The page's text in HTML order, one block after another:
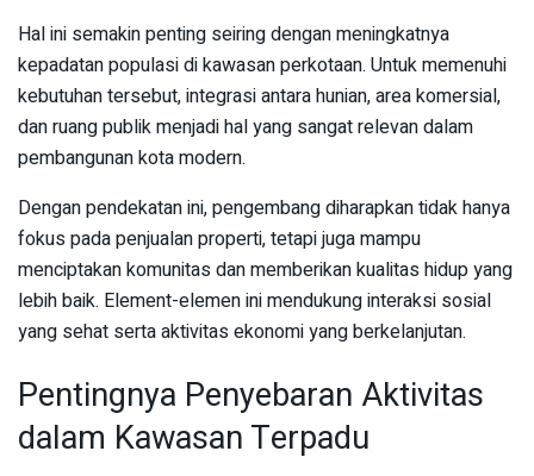
Hal ini semakin penting seiring dengan meningkatnya
kepadatan populasi di kawasan perkotaan. Untuk memenuhi
kebutuhan tersebut, integrasi antara hunian, area komersial,
dan ruang publik menjadi hal yang sangat relevan dalam
pembangunan kota modern.
Dengan pendekatan ini, pengembang diharapkan tidak hanya
fokus pada penjualan properti, tetapi juga mampu
menciptakan komunitas dan memberikan kualitas hidup yang
lebih baik. Element-elemen ini mendukung interaksi sosial
yang sehat serta aktivitas ekonomi yang berkelanjutan.
Pentingnya Penyebaran Aktivitas
dalam Kawasan Terpadu